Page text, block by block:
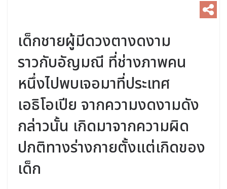
เด็กชายผู้มีดวงตางดงาม
ราวกับอัญมณี ที่ช่างภาพคน
หนึ่งไปพบเจอมาที่ประเทศ
เอธิโอเปีย จากความงดงามดัง
กล่าวนั้น เกิดมาจากความผิด
ปกติทางร่างกายตั้งแต่เกิดของ
เด็ก